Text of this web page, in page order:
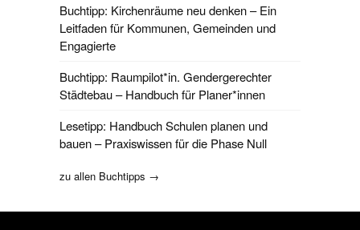
Buchtipp: Kirchenräume neu denken – Ein
Leitfaden für Kommunen, Gemeinden und
Engagierte
Buchtipp: Raumpilot*in. Gendergerechter
Städtebau – Handbuch für Planer*innen
Lesetipp: Handbuch Schulen planen und
bauen – Praxiswissen für die Phase Null
zu allen Buchtipps →